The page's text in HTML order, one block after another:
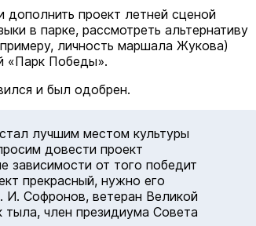
проект летней сценой
в парке, рассмотреть альтернативу
личность маршала Жукова)
«Парк Победы».
и был одобрен.
лучшим местом культуры
довести проект
зависимости от того победит
прекрасный, нужно его
Софронов, ветеран Великой
член президиума Совета
В марийском лесу засекли
бесшумную хищницу
Экология